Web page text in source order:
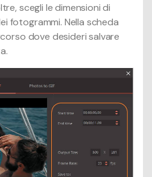
scegli le dimensioni di
fotogrammi. Nella scheda
dove desideri salvare